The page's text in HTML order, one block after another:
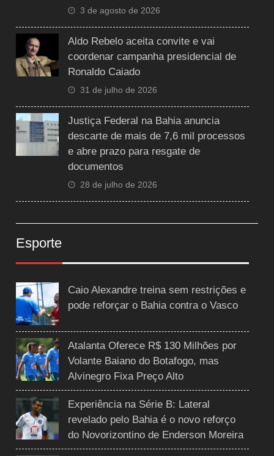
3 de agosto de 2026
Aldo Rebelo aceita convite e vai
coordenar campanha presidencial de
Ronaldo Caiado
31 de julho de 2026
Justiça Federal na Bahia anuncia
descarte de mais de 7,6 mil processos
e abre prazo para resgate de
documentos
28 de julho de 2026
Esporte
Caio Alexandre treina sem restrições e
pode reforçar o Bahia contra o Vasco
Atalanta Oferece R$ 130 Milhões por
Volante Baiano do Botafogo, mas
Alvinegro Fixa Preço Alto
Experiência na Série B: Lateral
revelado pelo Bahia é o novo reforço
do Novorizontino de Enderson Moreira